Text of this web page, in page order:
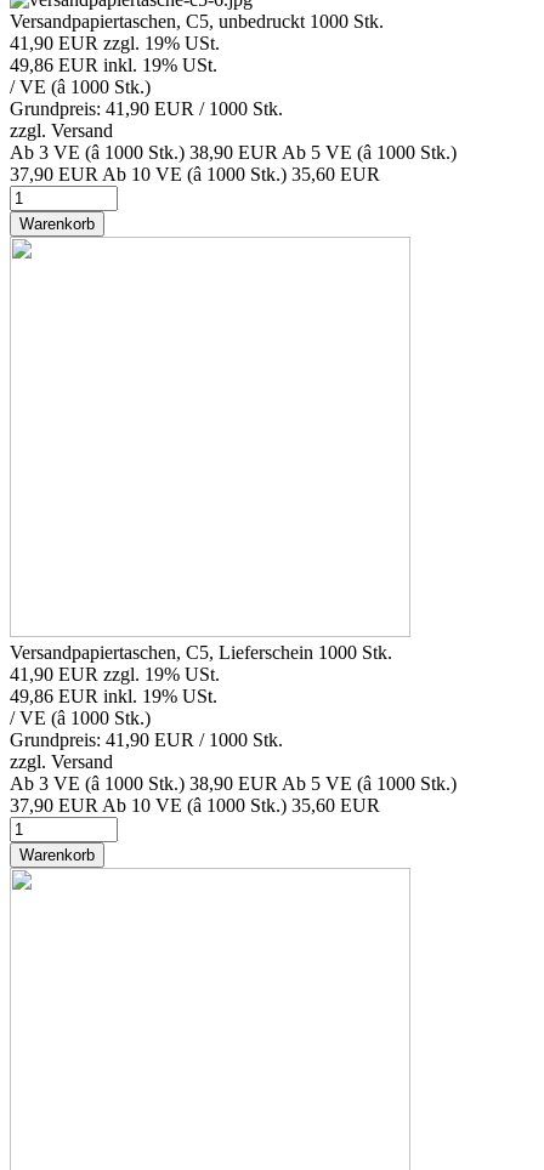
Versandpapiertaschen, C5, unbedruckt 1000 Stk.
41,90 EUR zzgl. 19% USt.
49,86 EUR inkl. 19% USt.
/ VE (â 1000 Stk.)
Grundpreis: 41,90 EUR / 1000 Stk.
zzgl. Versand
Ab 3 VE (â 1000 Stk.) 38,90 EUR Ab 5 VE (â 1000 Stk.)
37,90 EUR Ab 10 VE (â 1000 Stk.) 35,60 EUR
Warenkorb
Versandpapiertaschen, C5, Lieferschein 1000 Stk.
41,90 EUR zzgl. 19% USt.
49,86 EUR inkl. 19% USt.
/ VE (â 1000 Stk.)
Grundpreis: 41,90 EUR / 1000 Stk.
zzgl. Versand
Ab 3 VE (â 1000 Stk.) 38,90 EUR Ab 5 VE (â 1000 Stk.)
37,90 EUR Ab 10 VE (â 1000 Stk.) 35,60 EUR
Warenkorb